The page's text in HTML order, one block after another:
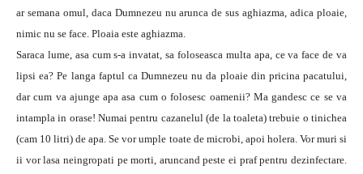
ar semana omul, daca Dumnezeu nu arunca de sus aghiazma, adica ploaie,
nimic nu se face. Ploaia este aghiazma.
Saraca lume, asa cum s-a invatat, sa foloseasca multa apa, ce va face de va
lipsi ea? Pe langa faptul ca Dumnezeu nu da ploaie din pricina pacatului,
dar cum va ajunge apa asa cum o folosesc oamenii? Ma gandesc ce se va
intampla in orase! Numai pentru cazanelul (de la toaleta) trebuie o tinichea
(cam 10 litri) de apa. Se vor umple toate de microbi, apoi holera. Vor muri si
ii vor lasa neingropati pe morti, aruncand peste ei praf pentru dezinfectare.